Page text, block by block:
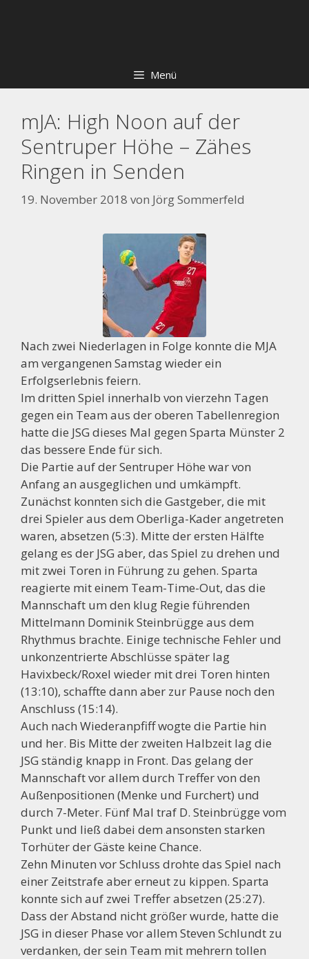
Menü
mJA: High Noon auf der
Sentruper Höhe – Zähes
Ringen in Senden
19. November 2018 von Jörg Sommerfeld
Nach zwei Niederlagen in Folge konnte die MJA
am vergangenen Samstag wieder ein
Erfolgserlebnis feiern.
Im dritten Spiel innerhalb von vierzehn Tagen
gegen ein Team aus der oberen Tabellenregion
hatte die JSG dieses Mal gegen Sparta Münster 2
das bessere Ende für sich.
Die Partie auf der Sentruper Höhe war von
Anfang an ausgeglichen und umkämpft.
Zunächst konnten sich die Gastgeber, die mit
drei Spieler aus dem Oberliga-Kader angetreten
waren, absetzen (5:3). Mitte der ersten Hälfte
gelang es der JSG aber, das Spiel zu drehen und
mit zwei Toren in Führung zu gehen. Sparta
reagierte mit einem Team-Time-Out, das die
Mannschaft um den klug Regie führenden
Mittelmann Dominik Steinbrügge aus dem
Rhythmus brachte. Einige technische Fehler und
unkonzentrierte Abschlüsse später lag
Havixbeck/Roxel wieder mit drei Toren hinten
(13:10), schaffte dann aber zur Pause noch den
Anschluss (15:14).
Auch nach Wiederanpfiff wogte die Partie hin
und her. Bis Mitte der zweiten Halbzeit lag die
JSG ständig knapp in Front. Das gelang der
Mannschaft vor allem durch Treffer von den
Außenpositionen (Menke und Furchert) und
durch 7-Meter. Fünf Mal traf D. Steinbrügge vom
Punkt und ließ dabei dem ansonsten starken
Torhüter der Gäste keine Chance.
Zehn Minuten vor Schluss drohte das Spiel nach
einer Zeitstrafe aber erneut zu kippen. Sparta
konnte sich auf zwei Treffer absetzen (25:27).
Dass der Abstand nicht größer wurde, hatte die
JSG in dieser Phase vor allem Steven Schlundt zu
verdanken, der sein Team mit mehrern tollen